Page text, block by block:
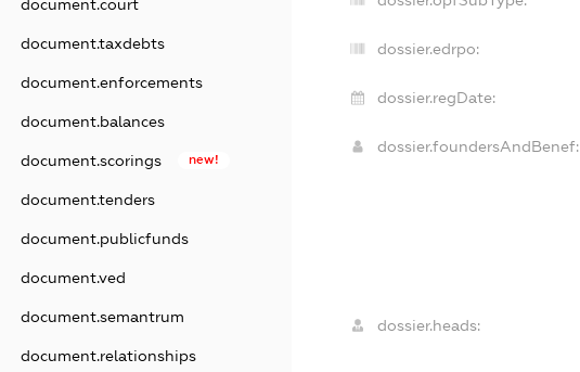
document.court
document.taxdebts
document.enforcements
document.balances
document.scorings new!
document.tenders
document.publicfunds
document.ved
document.semantrum
document.relationships
dossier.edrpo:
dossier.regDate:
dossier.foundersAndBenef:
dossier.heads: